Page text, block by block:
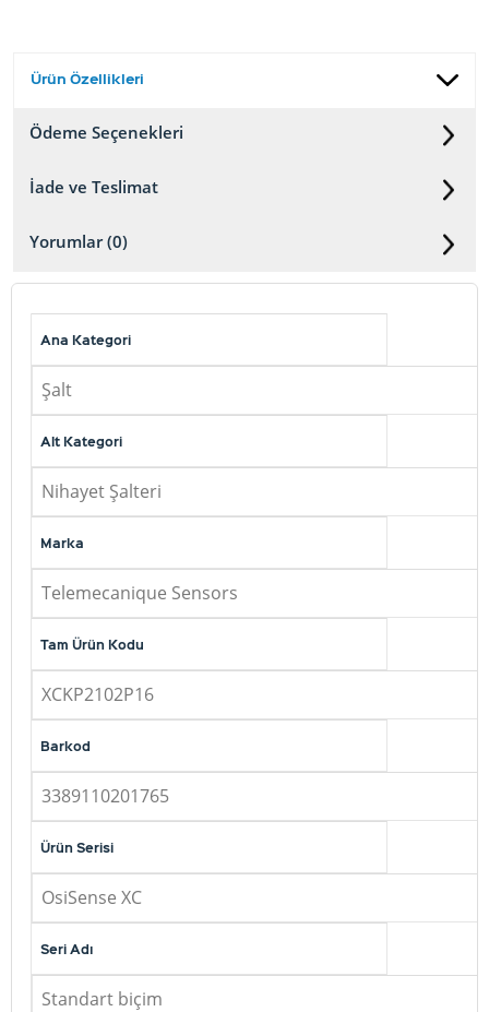
Ürün Özellikleri
Ödeme Seçenekleri
İade ve Teslimat
Yorumlar (0)
Ana Kategori
Şalt
Alt Kategori
Nihayet Şalteri
Marka
Telemecanique Sensors
Tam Ürün Kodu
XCKP2102P16
Barkod
3389110201765
Ürün Serisi
OsiSense XC
Seri Adı
Standart biçim